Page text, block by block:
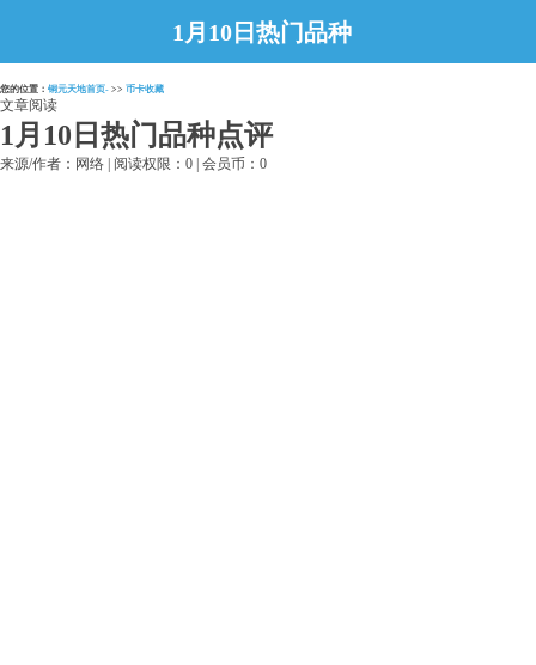
1月10日热门品种
点评
您的位置： 铜元天地首页- >> 币卡收藏
文章阅读
1月10日热门品种点评
来源/作者：网络 | 阅读权限：0 | 会员币：0